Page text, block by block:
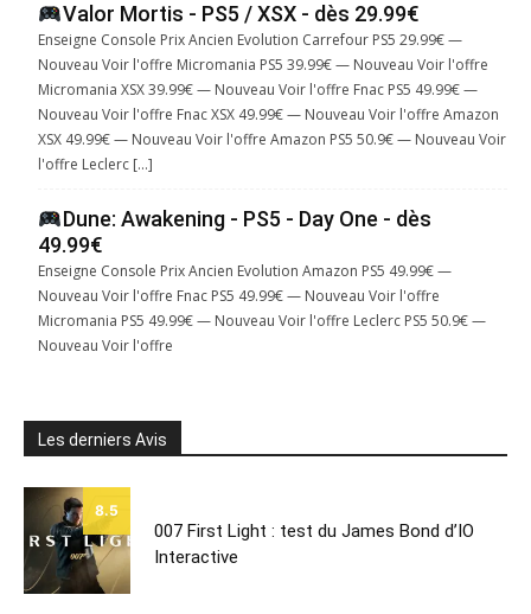
Valor Mortis - PS5 / XSX - dès 29.99€
Enseigne Console Prix Ancien Evolution Carrefour PS5 29.99€ —
Nouveau Voir l'offre Micromania PS5 39.99€ — Nouveau Voir l'offre
Micromania XSX 39.99€ — Nouveau Voir l'offre Fnac PS5 49.99€ —
Nouveau Voir l'offre Fnac XSX 49.99€ — Nouveau Voir l'offre Amazon
XSX 49.99€ — Nouveau Voir l'offre Amazon PS5 50.9€ — Nouveau Voir
l'offre Leclerc […]
Dune: Awakening - PS5 - Day One - dès
49.99€
Enseigne Console Prix Ancien Evolution Amazon PS5 49.99€ —
Nouveau Voir l'offre Fnac PS5 49.99€ — Nouveau Voir l'offre
Micromania PS5 49.99€ — Nouveau Voir l'offre Leclerc PS5 50.9€ —
Nouveau Voir l'offre
Les derniers Avis
8.5
007 First Light : test du James Bond d’IO
Interactive